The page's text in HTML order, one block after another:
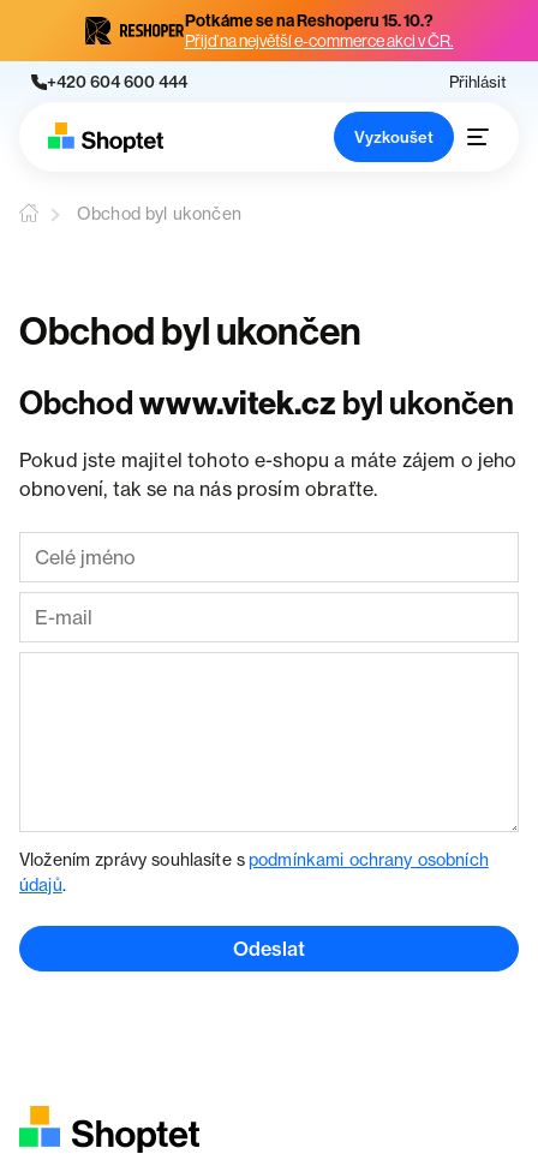
Potkáme se na Reshoperu 15. 10.?
Přijď na největší e-commerce akci v ČR.
+420 604 600 444 Přihlásit
Vyzkoušet
Obchod byl ukončen
Obchod byl ukončen
Obchodwww.vitek.cz byl ukončen
Pokud jste majitel tohoto e-shopu a máte zájem o jeho
obnovení, tak se na nás prosím obraťte.
Vložením zprávy souhlasíte spodmínkami ochrany osobních
údajů.
Odeslat